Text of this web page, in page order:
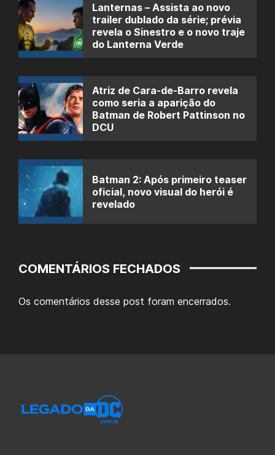
Lanternas – Assista ao novo
trailer dublado da série; prévia
revela o Sinestro e o novo traje
do Lanterna Verde
Atriz de Cara-de-Barro revela
como seria a aparição do
Batman de Robert Pattinson no
DCU
Batman 2: Após primeiro teaser
oficial, novo visual do herói é
revelado
COMENTÁRIOS FECHADOS
Os comentários desse post foram encerrados.